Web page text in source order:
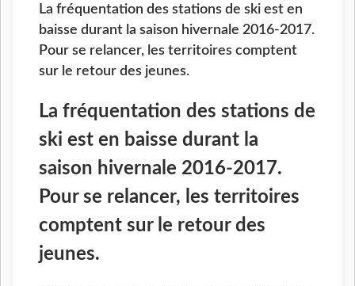
La fréquentation des stations de ski est en
baisse durant la saison hivernale 2016-2017.
Pour se relancer, les territoires comptent
sur le retour des jeunes.
La fréquentation des stations de
ski est en baisse durant la
saison hivernale 2016-2017.
Pour se relancer, les territoires
comptent sur le retour des
jeunes.